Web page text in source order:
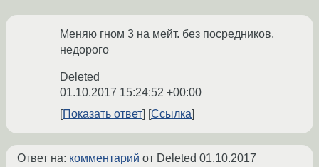
Меняю гном 3 на мейт. без посредников,
недорого
Deleted
01.10.2017 15:24:52 +00:00
Показать ответ
Ссылка
Ответ на: комментарий от Deleted 01.10.2017